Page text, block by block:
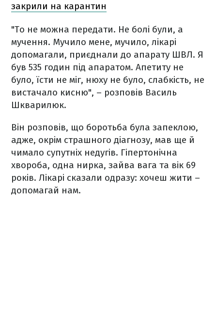
закрили на карантин
"То не можна передати. Не болі були, а
мучення. Мучило мене, мучило, лікарі
допомагали, приєднали до апарату ШВЛ. Я
був 535 годин під апаратом. Апетиту не
було, їсти не міг, нюху не було, слабкість, не
вистачало кисню", – розповів Василь
Шкварилюк.
Він розповів, що боротьба була запеклою,
адже, окрім страшного діагнозу, мав ще й
чимало супутніх недугів. Гіпертонічна
хвороба, одна нирка, зайва вага та вік 69
років. Лікарі сказали одразу: хочеш жити –
допомагай нам.